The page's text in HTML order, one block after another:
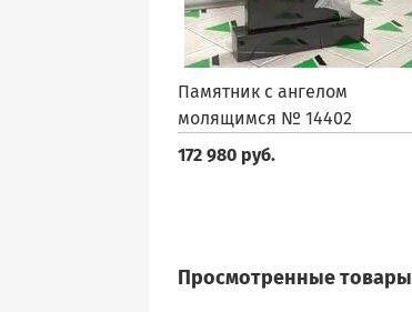
Памятник с ангелом
молящимся № 14402
172 980 руб.
Просмотренные товары